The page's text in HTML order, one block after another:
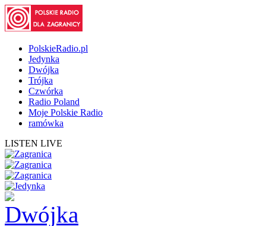
PolskieRadio.pl
Jedynka
Dwójka
Trójka
Czwórka
Radio Poland
Moje Polskie Radio
ramówka
LISTEN LIVE